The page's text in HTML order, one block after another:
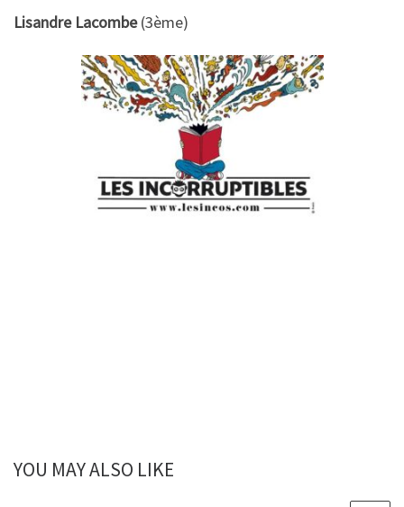
Lisandre Lacombe(3ème)
YOU MAY ALSO LIKE